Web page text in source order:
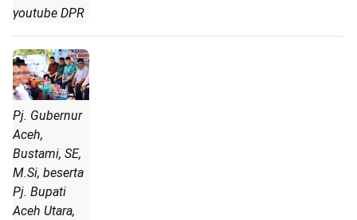
youtube DPR
Pj. Gubernur
Aceh,
Bustami, SE,
M.Si, beserta
Pj. Bupati
Aceh Utara,